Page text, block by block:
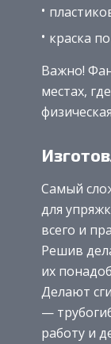
краска
Важно!
местах,
Самый
для
всего и
Решив
их
Делают
—
работу и